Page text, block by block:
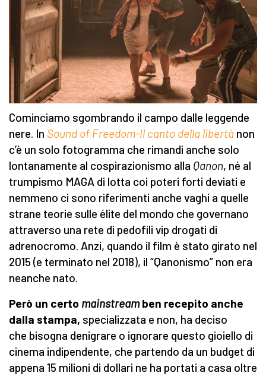
Cominciamo sgombrando il campo dalle leggende
nere. In Sound of Freedom-Il canto della libertà non
c’è un solo fotogramma che rimandi anche solo
lontanamente al cospirazionismo alla Qanon, né al
trumpismo MAGA di lotta coi poteri forti deviati e
nemmeno ci sono riferimenti anche vaghi a quelle
strane teorie sulle élite del mondo che governano
attraverso una rete di pedofili vip drogati di
adrenocromo. Anzi, quando il film è stato girato nel
2015 (e terminato nel 2018), il “Qanonismo” non era
neanche nato.
Però un certo mainstreamben recepito anche
dalla stampa, specializzata e non, ha deciso
che bisogna denigrare o ignorare questo gioiello di
cinema indipendente, che partendo da un budget di
appena 15 milioni di dollari ne ha portati a casa oltre